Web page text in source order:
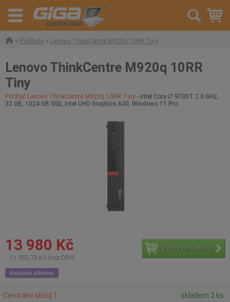
» Počítače » Lenovo ThinkCentre M920q 10RR Tiny
Lenovo ThinkCentre M920q 10RR
Tiny
Počítač Lenovo ThinkCentre M920q 10RR Tiny - Intel Core i7 9700T 2.0 GHz,
32 GB, 1024 GB SSD, Intel UHD Graphics 630, Windows 11 Pro
13 980 Kč
11 553,72 Kč bez DPH
Přidat do košíku
doprava zdarma
Centrální sklad 1
skladem 2 ks